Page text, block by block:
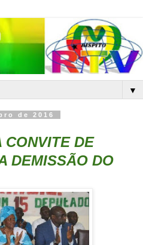
▼
de 2016
CONVITE DE
DEMISSÃO DO